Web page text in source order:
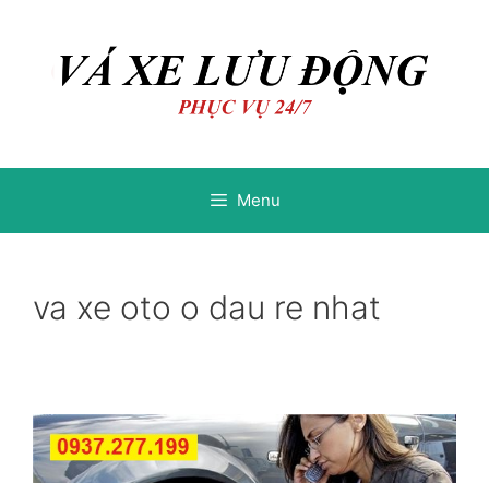
Menu
va xe oto o dau re nhat